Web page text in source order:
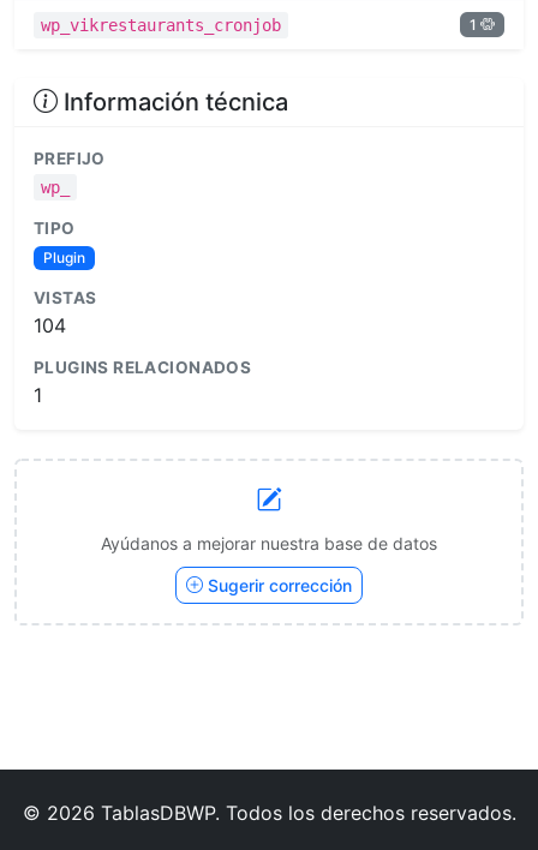
wp_vikrestaurants_cronjob 1
Información técnica
PREFIJO
wp_
TIPO
Plugin
VISTAS
104
PLUGINS RELACIONADOS
1
Ayúdanos a mejorar nuestra base de datos
Sugerir corrección
© 2026 TablasDBWP. Todos los derechos reservados.